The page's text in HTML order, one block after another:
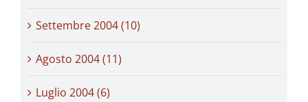
Settembre 2004 (10)
Agosto 2004 (11)
Luglio 2004 (6)